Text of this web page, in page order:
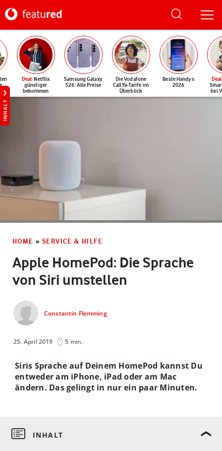
Deal: Netflix
günstiger
bekommen
Samsung Galaxy
S26: Alle Preise
Die Vodafone
CallYa-Tarife im
Überblick
Beste Handys
2026
Deal
bei
INHALT
HOME » SERVICE & HILFE
Apple HomePod: Die Sprache
von Siri umstellen
Constantin Flemming
25. April 2019 5 min.
Siris Sprache auf Deinem HomePod kannst Du
entweder am iPhone, iPad oder am Mac
ändern. Das gelingt in nur ein paar Minuten.